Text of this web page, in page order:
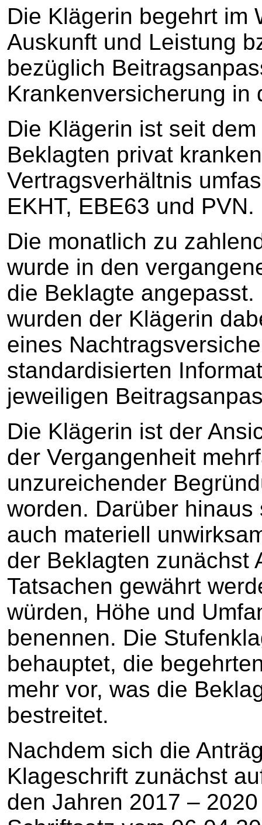
Die Klägerin begehrt im
Auskunft und Leistung
bezüglich
Krankenversicherung in
Die Klägerin ist seit
Beklagten privat
Vertragsverhältnis
EKHT, EBE63 und PVN.
Die monatlich zu
wurde in den
die Beklagte
wurden der Klägerin
eines
standardisierten
jeweiligen
Die Klägerin ist der
der Vergangenheit
unzureichender
worden. Darüber
auch materiell
der Beklagten zunächst
Tatsachen gewährt
würden, Höhe und
benennen. Die
behauptet, die
mehr vor, was die
bestreitet.
Nachdem sich die
Klageschrift zunächst
den Jahren 2017 –